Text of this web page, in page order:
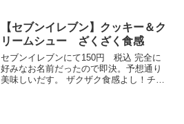
【セブンイレブン】クッキー＆ク
リームシュー ざくざく食感
セブンイレブンにて150円 税込 完全に
好みなお名前だったので即決。予想通り
美味しいだす。 ザクザク食感よし！チョ